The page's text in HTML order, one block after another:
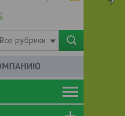
Все рубрики